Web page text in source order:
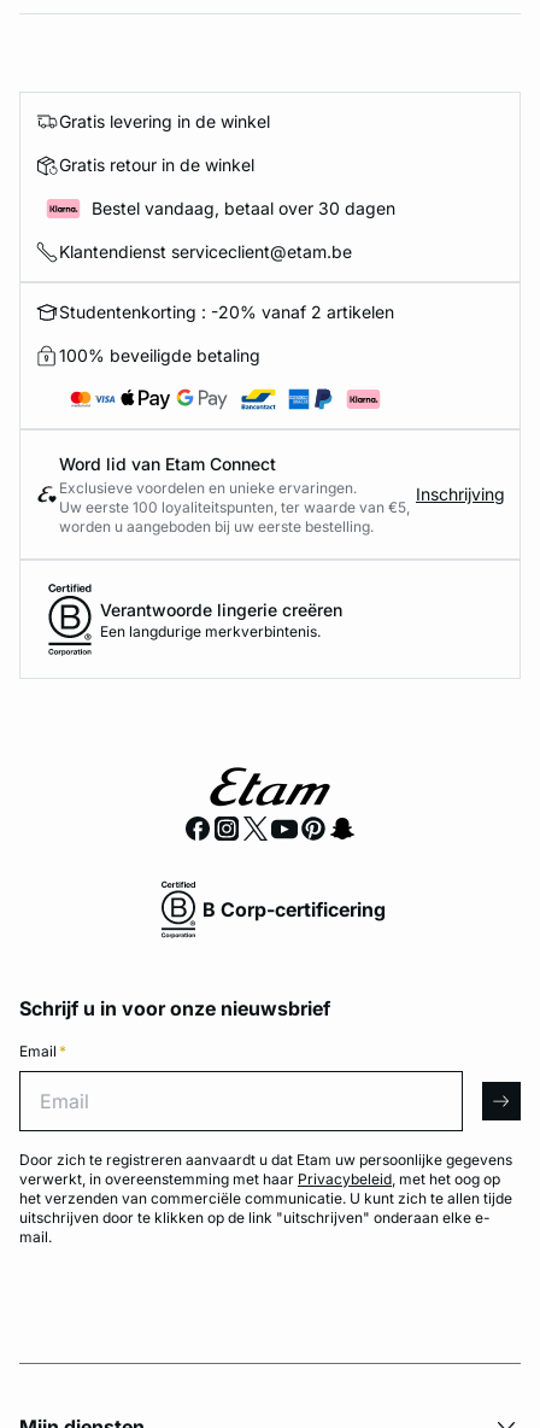
Gratis levering in de winkel
Gratis retour in de winkel
Bestel vandaag, betaal over 30 dagen
Klantendienst serviceclient@etam.be
Studentenkorting : -20% vanaf 2 artikelen
100% beveiligde betaling
Word lid van Etam Connect
Exclusieve voordelen en unieke ervaringen.
Uw eerste 100 loyaliteitspunten, ter waarde van €5,
worden u aangeboden bij uw eerste bestelling.
Inschrijving
Verantwoorde lingerie creëren
Een langdurige merkverbintenis.
B Corp-certificering
Schrijf u in voor onze nieuwsbrief
Email *
Door zich te registreren aanvaardt u dat Etam uw persoonlijke gegevens
verwerkt, in overeenstemming met haar Privacybeleid, met het oog op
het verzenden van commerciële communicatie. U kunt zich te allen tijde
uitschrijven door te klikken op de link "uitschrijven" onderaan elke e-
mail.